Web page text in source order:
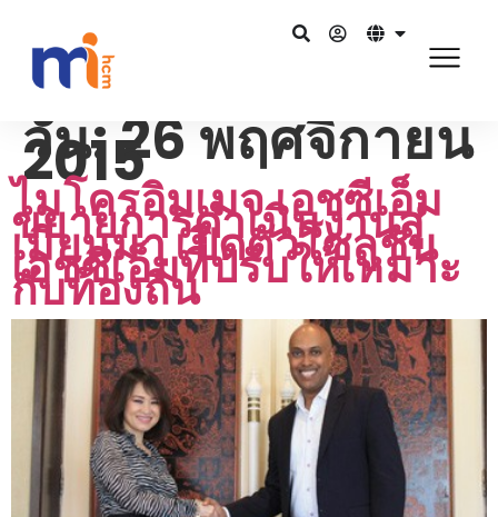
วัน:26 พฤศจิกายน
2015
ไมโครอิมเมจ เอชซีเอ็ม
ขยายการดำเนินงานสู่
เมียนมา เปิดตัวโซลูชัน
เอชซีเอ็มที่ปรับให้เหมาะ
กับท้องถิ่น